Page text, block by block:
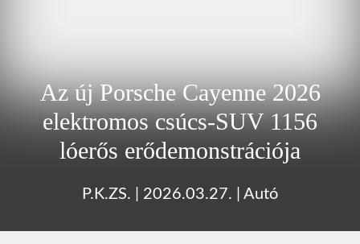
Az új Porsche Cayenne 2026
elektromos csúcs-SUV 1156
lóerős erődemonstrációja
P.K.ZS. 2026.03.27. Autó